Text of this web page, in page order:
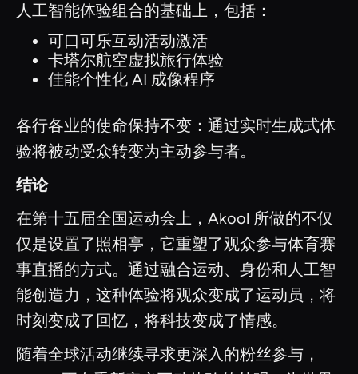
人工智能体验组合的基础上，包括：
可口可乐互动活动激活
卡塔尔航空虚拟旅行体验
佳能个性化 AI 成像程序
各行各业的使命保持不变：通过实时生成式体
验将被动受众转变为主动参与者。
结论
在第十五届全国运动会上，Akool 所做的不仅
仅是设置了照相亭，它重塑了观众参与体育赛
事直播的方式。通过融合运动、身份和人工智
能创造力，这种体验将观众变成了运动员，将
时刻变成了回忆，将科技变成了情感。
随着全球活动继续寻求更深入的粉丝参与，